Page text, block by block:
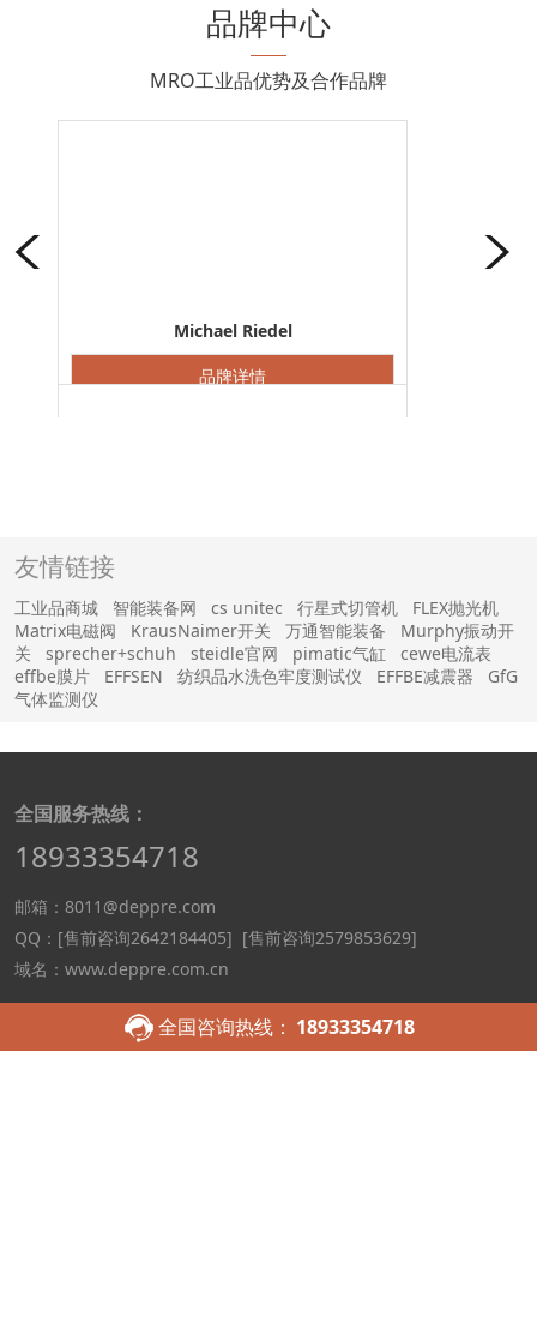
品牌中心
MRO工业品优势及合作品牌
Michael Riedel
品牌详情
品牌详情
品牌详情
友情链接
工业品商城 智能装备网 cs unitec 行星式切管机
FLEX抛光机
Matrix电磁阀
KrausNaimer开关 万通智能装备
Murphy振动开
关
sprecher+schuh steidle官网 pimatic气缸
cewe电流表
effbe膜片
EFFSEN 纺织品水洗色牢度测试仪 EFFBE减震器
GfG
气体监测仪
全国服务热线：
18933354718
邮箱：8011@deppre.com
QQ： [售前咨询2642184405] [售前咨询2579853629]
域名：www.deppre.com.cn
扫一扫 手机访问
微信客服咨询
全国咨询热线： 18933354718